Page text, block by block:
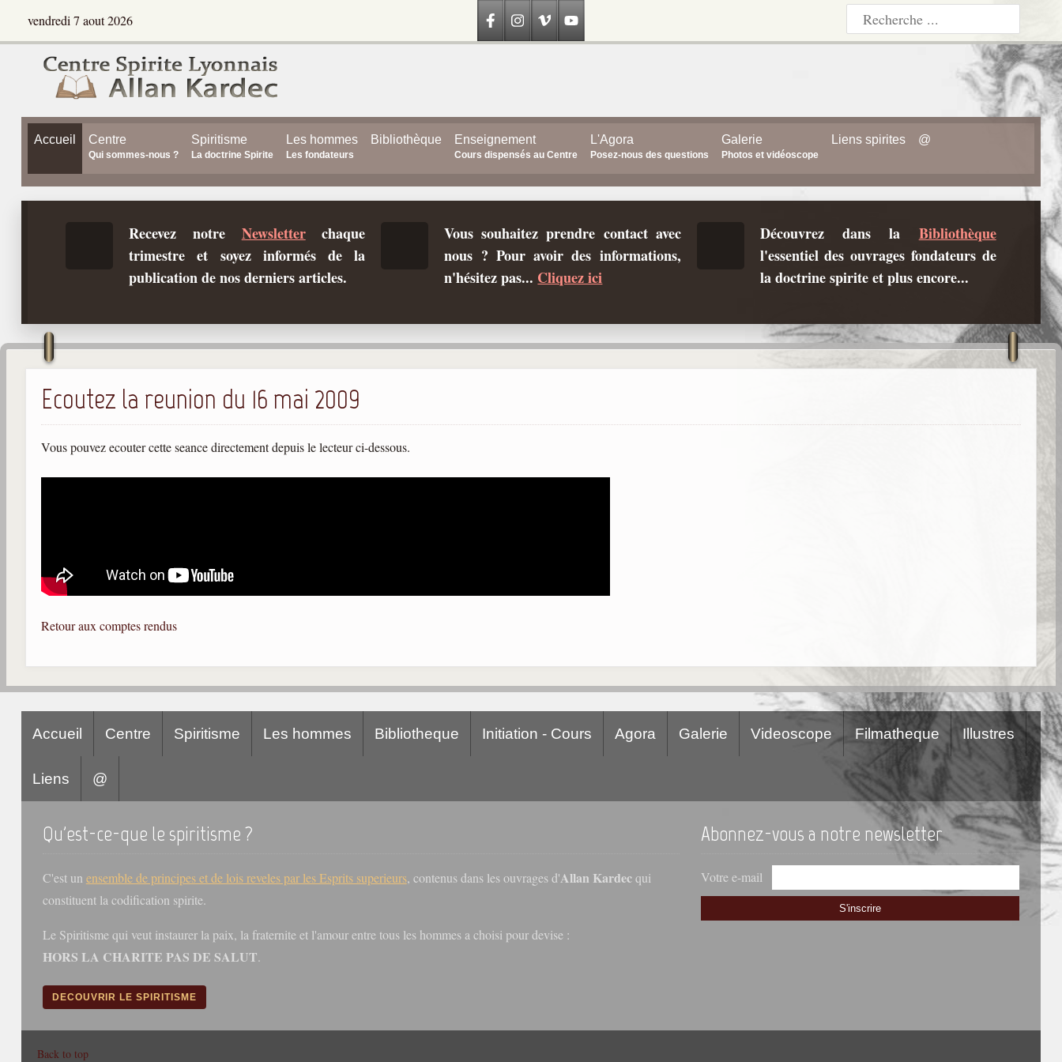
vendredi 7 aout 2026
Accueil Centre
Qui sommes-nous ?
Spiritisme
La doctrine Spirite
Les hommes
Les fondateurs
Bibliothèque Enseignement
Cours dispensés au Centre
L'Agora
Posez-nous des questions
Galerie
Photos et vidéoscope
Liens spirites @
Recevez notre Newsletterchaque
trimestre et soyez informés de la
publication de nos derniers articles.
Vous souhaitez prendre contact avec
nous ? Pour avoir des informations,
n'hésitez pas... Cliquez ici
Découvrez dans la Bibliothèque
l'essentiel des ouvrages fondateurs de
la doctrine spirite et plus encore...
Ecoutez la reunion du 16 mai 2009
Vous pouvez ecouter cette seance directement depuis le lecteur ci-dessous.
Retour aux comptes rendus
Accueil Centre Spiritisme Les hommes Bibliotheque Initiation - Cours Agora Galerie Videoscope Filmatheque Illustres
Liens @
Qu'est-ce-que le spiritisme ?
C'est un ensemble de principes et de lois reveles par les Esprits superieurs, contenus dans les ouvrages d'Allan Kardecqui
constituent la codification spirite.
Le Spiritisme qui veut instaurer la paix, la fraternite et l'amour entre tous les hommes a choisi pour devise :
HORS LA CHARITE PAS DE SALUT.
DECOUVRIR LE SPIRITISME
Abonnez-vous a notre newsletter
Votre e-mail
S'inscrire
Back to top